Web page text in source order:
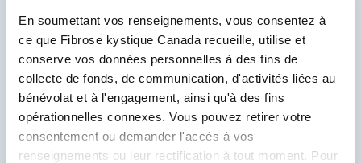
En soumettant vos renseignements, vous consentez à
ce que Fibrose kystique Canada recueille, utilise et
conserve vos données personnelles à des fins de
collecte de fonds, de communication, d'activités liées au
bénévolat et à l'engagement, ainsi qu'à des fins
opérationnelles connexes. Vous pouvez retirer votre
consentement ou demander l'accès à vos
renseignements ou leur rectification à tout moment. Pour
collaboration avec la communauté fibro-
kystique. Ces efforts ont porté leurs fruits.
Pensons notamment aux modifications
apportées à laLoi de l’impôt sur le revenuen
2000 ou à la mise en œuvre du programme
universel de dépistage néonatal de la FK
partout au Canada en 2017. Nous